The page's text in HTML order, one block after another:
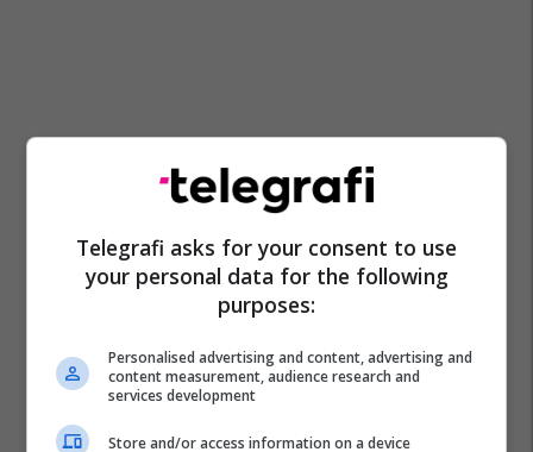
Telegrafi asks for your consent to use
your personal data for the following
purposes:
Personalised advertising and content, advertising and
content measurement, audience research and
services development
Store and/or access information on a device